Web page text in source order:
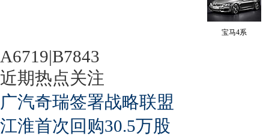
宝马4系
A6719|B7843
近期热点关注
广汽奇瑞签署战略联盟
江淮首次回购30.5万股